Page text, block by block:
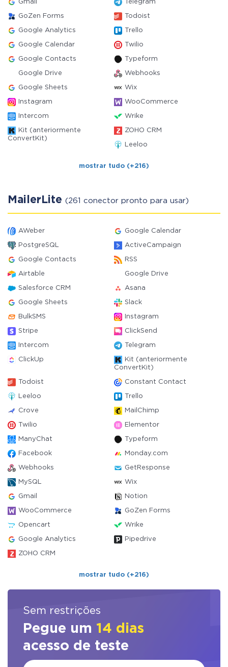
Gmail Telegram
GoZen Forms Todoist
Google Analytics Trello
Google Calendar Twilio
Google Contacts Typeform
Google Drive Webhooks
Google Sheets Wix
Instagram WooCommerce
Intercom Wrike
Kit (anteriormente
ConvertKit)
ZOHO CRM
Leeloo
mostrar tudo (+216)
MailerLite (261 conector pronto para usar)
AWeber Google Calendar
PostgreSQL ActiveCampaign
Google Contacts RSS
Airtable Google Drive
Salesforce CRM Asana
Google Sheets Slack
BulkSMS Instagram
Stripe ClickSend
Intercom Telegram
ClickUp
Kit (anteriormente
ConvertKit)
Todoist Constant Contact
Leeloo Trello
Crove MailChimp
Twilio Elementor
ManyChat Typeform
Facebook Monday.com
Webhooks GetResponse
MySQL Wix
Gmail Notion
WooCommerce GoZen Forms
Opencart Wrike
Google Analytics Pipedrive
ZOHO CRM
mostrar tudo (+216)
Sem restrições
Pegue um 14 dias
acesso de teste